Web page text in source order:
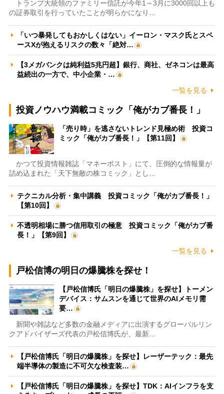
トランプ大統領のファミリー信託が今年1～3月に3000回以上も
の証券取引を行っていたことが明らかになり…
「いつ暴発してもおかしくはない」イーロン・マスク氏とスペ
ースXが抱えるリスクの数々「絶対…
【3メガバンクは純利益5兆円超】銀行、商社、ゼネコンは最高
益続出の一方で、中小企業・…
一覧を見る
投資ノウハウ満載コミック「俺がカブ番長！」
「売り時」を逃さないトレンド見極め術 投資コ
ミック「俺がカブ番長！」【第11回】
かつて投資情報雑誌「マネーポスト」にて、圧倒的な情報量が
詰め込まれた「天下無敵の株コミック」とし…
テクニカル分析・集中講義 投資コミック「俺がカブ番長！」
【第10回】
不透明相場に勝つ信用取引の極意 投資コミック「俺がカブ番
長！」【第9回】
一覧を見る
戸松信博の明日の爆騰株を探せ！
【戸松信博氏「明日の爆騰株」を探せ】トーメン
デバイス：サムスンを通じて世界のAIメモリ需
要…
新聞や雑誌など多数の金融メディアに出演するグローバルリン
クアドバイザーズ代表の戸松信博氏が、最新…
【戸松信博氏「明日の爆騰株」を探せ】レーザーテック：最先
端半導体の製造に不可欠な検査装…
【戸松信博氏「明日の爆騰株」を探せ】TDK：AIインフラを支